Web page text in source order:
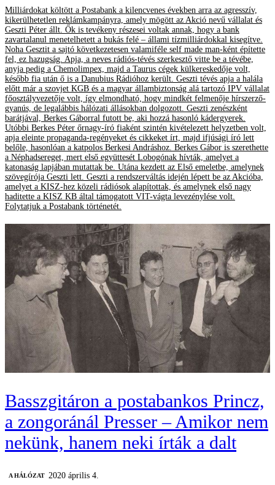
Milliárdokat költött a Postabank a kilencvenes években arra az agresszív,
kikerülhetetlen reklámkampányra, amely mögött az Akció nevű vállalat és
Geszti Péter állt. Ők is tevékeny részesei voltak annak, hogy a bank
zavartalanul menetelhetett a bukás felé – állami tízmilliárdokkal kisegítve.
Noha Gesztit a sajtó következetesen valamiféle self made man-ként építette
fel, ez hazugság. Apja, a neves rádiós-tévés szerkesztő vitte be a tévébe,
anyja pedig a Chemolimpex, majd a Taurus cégek külkereskedője volt,
később fia után ő is a Danubius Rádióhoz került. Geszti tévés apja a halála
előtt már a szovjet KGB és a magyar állambiztonság alá tartozó IPV vállalat
főosztályvezetője volt, így elmondható, hogy mindkét felmenője hírszerző-
gyanús, de legalábbis hálózati állásokban dolgozott. Geszti zenészként
barátjával, Berkes Gáborral futott be, aki hozzá hasonló kádergyerek.
Utóbbi Berkes Péter őrnagy-író fiaként szintén kivételezett helyzetben volt,
apja eleinte propaganda-regényeket és cikkeket írt, majd ifjúsági író lett
belőle, hasonlóan a katpolos Berkesi Andráshoz. Berkes Gábor is szerethette
a Néphadsereget, mert első együttesét Lobogónak hívták, amelyet a
katonaság lapjában mutattak be. Utána kezdett az Első emeletbe, amelynek
szövegírója Geszti lett. Geszti a rendszerváltás idején lépett be az Akcióba,
amelyet a KISZ-hez közeli rádiósok alapítottak, és amelynek első nagy
haditette a KISZ KB által támogatott VIT-vágta levezénylése volt.
Folytatjuk a Postabank történetét.
Basszgitáron a postabankos Princz,
a zongoránál Presser – Amikor nem
nekünk, hanem neki írták a dalt
A HÁLÓZAT
2020 április 4.